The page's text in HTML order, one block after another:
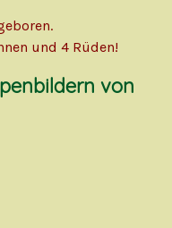
und 4 Rüden!
von